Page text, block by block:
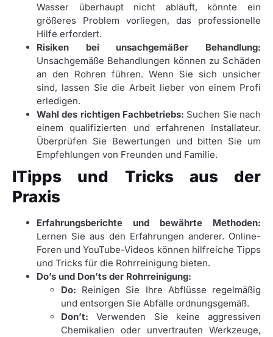
Wasser überhaupt nicht abläuft, könnte ein
größeres Problem vorliegen, das professionelle
Hilfe erfordert.
Risiken bei unsachgemäßer Behandlung:
Unsachgemäße Behandlungen können zu Schäden
an den Rohren führen. Wenn Sie sich unsicher
sind, lassen Sie die Arbeit lieber von einem Profi
erledigen.
Wahl des richtigen Fachbetriebs: Suchen Sie nach
einem qualifizierten und erfahrenen Installateur.
Überprüfen Sie Bewertungen und bitten Sie um
Empfehlungen von Freunden und Familie.
ITipps und Tricks aus der
Praxis
Erfahrungsberichte und bewährte Methoden:
Lernen Sie aus den Erfahrungen anderer. Online-
Foren und YouTube-Videos können hilfreiche Tipps
und Tricks für die Rohrreinigung bieten.
Do’s und Don’ts der Rohrreinigung:
Do: Reinigen Sie Ihre Abflüsse regelmäßig
und entsorgen Sie Abfälle ordnungsgemäß.
Don’t: Verwenden Sie keine aggressiven
Chemikalien oder unvertrauten Werkzeuge,